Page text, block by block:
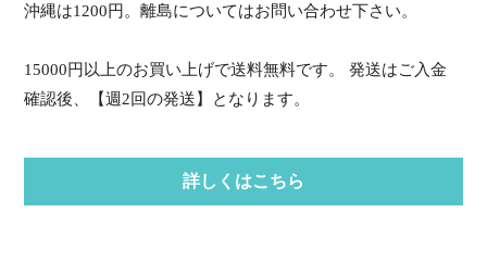
沖縄は1200円。離島についてはお問い合わせ下さい。
15000円以上のお買い上げで送料無料です。 発送はご入金
確認後、【週2回の発送】となります。
詳しくはこちら